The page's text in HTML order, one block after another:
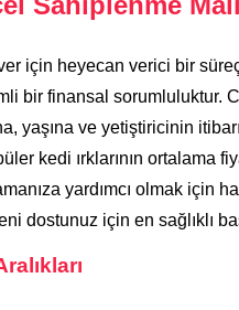
için heyecan verici bir
bir finansal sorumluluktur.
yaşına ve yetiştiricinin
kedi ırklarının ortalama
yardımcı olmak için
dostunuz için en sağlıklı